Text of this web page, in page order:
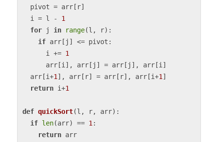
  i = l -
1
for j in range(l, r):
if arr[j] <= pivot:
      i +=
1
  arr[i+
1], arr[r] = arr[r], arr[i+1]
return i+1
def quickSort(l, r, arr):
if len(arr) == 1:
return arr